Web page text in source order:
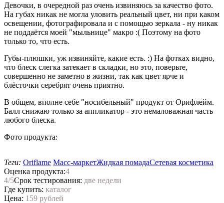
Девочки, в очередной раз очень извиняюсь за качество фото.
На губах никак не могла уловить реальный цвет, ни при каком
освещении, фотографировала и с помощью зеркала - ну никак
не поддаётся моей "мыльнице" макро :( Поэтому на фото
только то, что есть.
Губы-плюшки, уж извиняйте, какие есть. :) На фотках видно,
что блеск слегка затекает в складки, но это, поверьте,
совершенно не заметно в жизни, так как цвет ярче и
блёсточки серебрят очень приятно.
В общем, вполне себе "носибельный" продукт от Орифлейм.
Балл снижаю только за аппликатор - это немаловажная часть
любого блеска.
Фото продукта:
Теги: Oriflame Масс-маркетЖидкая помадаСетевая косметика
Оценка продукта:4
4/5Срок тестирования: две недели
Где купить: каталог
Цена: 159 рублей